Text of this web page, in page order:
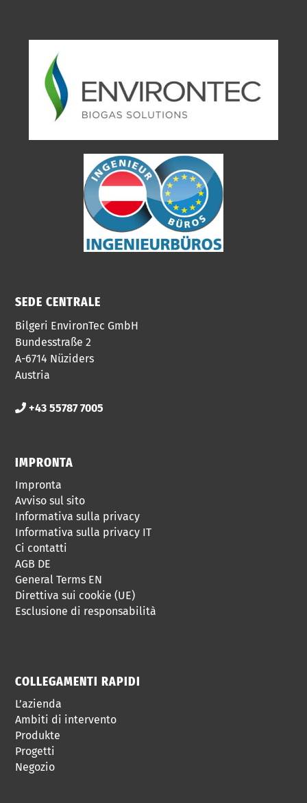
SEDE CENTRALE
Bilgeri EnvironTec GmbH
Bundesstraße 2
A-6714 Nüziders
Austria
+43 55787 7005
IMPRONTA
Impronta
Avviso sul sito
Informativa sulla privacy
Informativa sulla privacy IT
Ci contatti
AGB DE
General Terms EN
Direttiva sui cookie (UE)
Esclusione di responsabilità
COLLEGAMENTI RAPIDI
L’azienda
Ambiti di intervento
Produkte
Progetti
Negozio